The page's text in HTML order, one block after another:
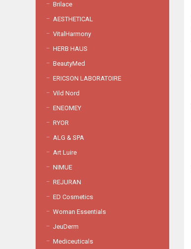
Brilace
AESTHETICAL
VitalHarmony
HERB HAUS
BeautyMed
ERICSON LABORATOIRE
Vild Nord
ENEOMEY
RYOR
ALG & SPA
Art Luire
NIMUE
REJURAN
ED Cosmetics
Woman Essentials
JeuDerm
Mediceuticals